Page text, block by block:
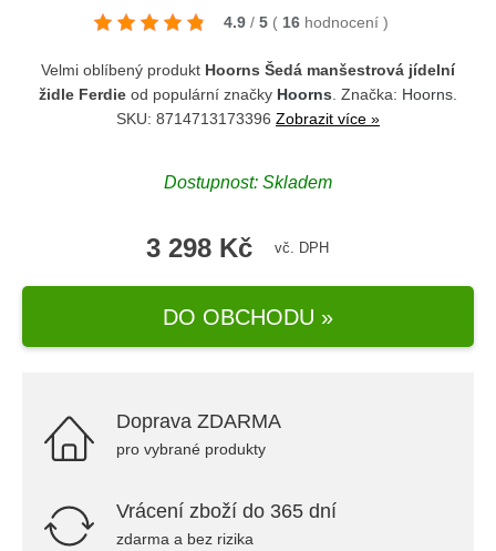
4.9 / 5 ( 16 hodnocení )
Velmi oblíbený produkt Hoorns Šedá manšestrová jídelní
židle Ferdie od populární značky Hoorns . Značka: Hoorns
SKU: 8714713173396 Zobrazit více »
Dostupnost: Skladem
3 298 Kč vč. DPH
DO OBCHODU »
Doprava ZDARMA
pro vybrané produkty
Vrácení zboží do 365 dní
zdarma a bez rizika